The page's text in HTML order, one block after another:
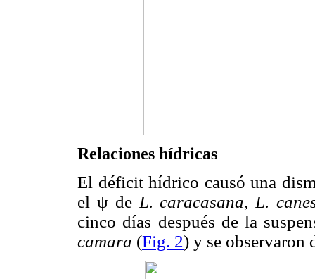
Relaciones hídricas
El déficit hídrico causó una
el ψ de L. caracasana, L.
cinco días después de la
camara (Fig. 2) y se observaron